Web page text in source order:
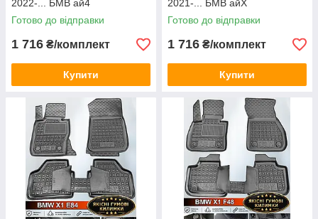
2022-... БМВ ай4
Готово до відправки
1 716 ₴/комплект
Купити
2021-... БМВ айХ
Готово до відправки
1 716 ₴/комплект
Купити